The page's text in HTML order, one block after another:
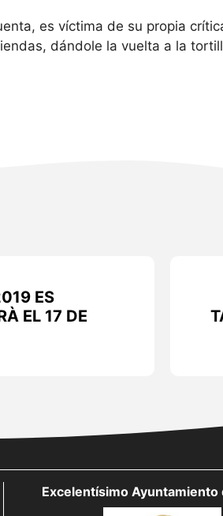
es víctima de su propia
dándole la vuelta a la
ES
EL 17 DE
Excelentísimo Ayuntamiento